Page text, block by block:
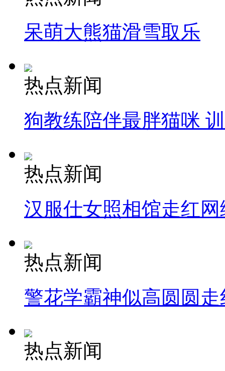
呆萌大熊猫滑雪取乐
热点新闻
狗教练陪伴最胖猫咪
热点新闻
汉服仕女照相馆走红网
热点新闻
警花学霸神似高圆圆走
热点新闻